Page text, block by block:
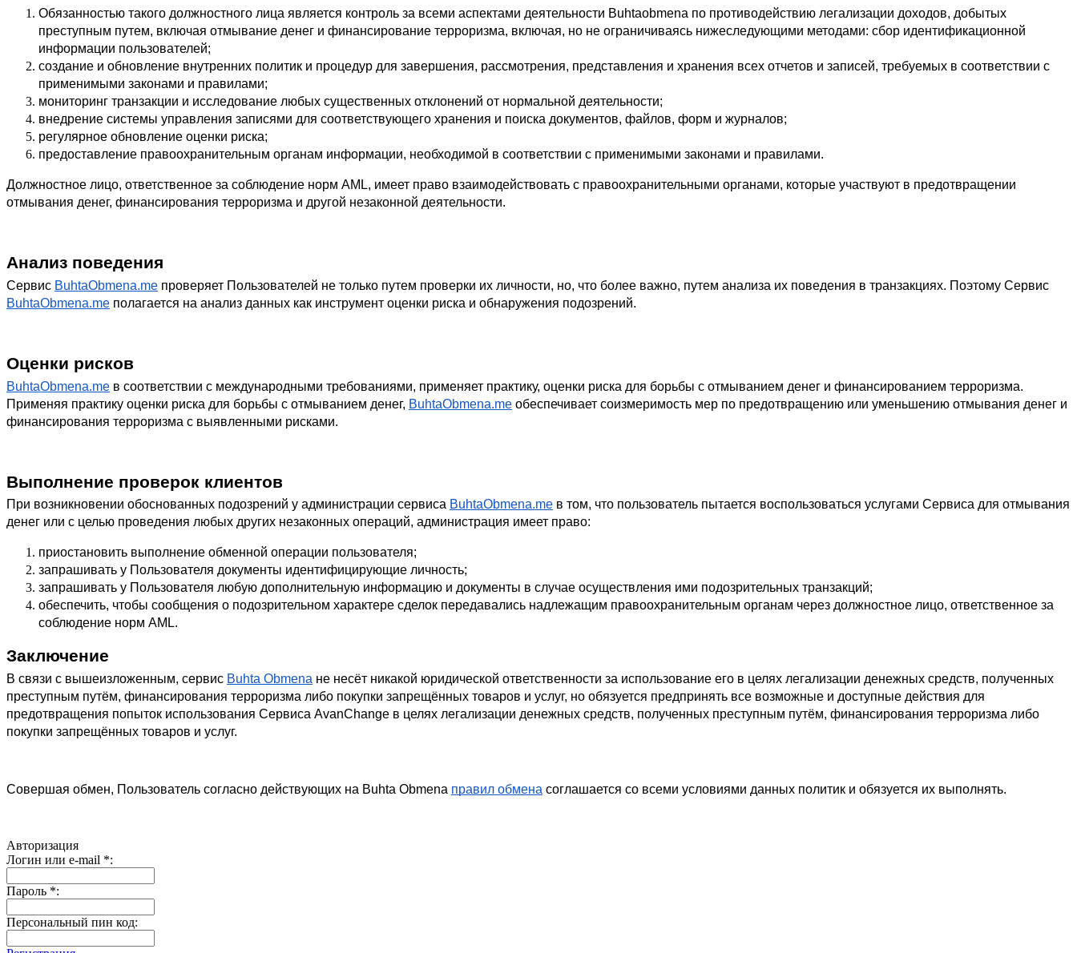
Обязанностью такого должностного лица является контроль за всеми аспектами деятельности Buhtaobmena по противодействию легализации доходов, добытых
преступным путем, включая отмывание денег и финансирование терроризма, включая, но не ограничиваясь нижеследующими методами: сбор идентификационной
информации пользователей;
создание и обновление внутренних политик и процедур для завершения, рассмотрения, представления и хранения всех отчетов и записей, требуемых в соответствии с
применимыми законами и правилами;
мониторинг транзакции и исследование любых существенных отклонений от нормальной деятельности;
внедрение системы управления записями для соответствующего хранения и поиска документов, файлов, форм и журналов;
регулярное обновление оценки риска;
предоставление правоохранительным органам информации, необходимой в соответствии с применимыми законами и правилами.
Должностное лицо, ответственное за соблюдение норм AML, имеет право взаимодействовать с правоохранительными органами, которые участвуют в предотвращении
отмывания денег, финансирования терроризма и другой незаконной деятельности.
Анализ поведения
Сервис BuhtaObmena.me проверяет Пользователей не только путем проверки их личности, но, что более важно, путем анализа их поведения в транзакциях. Поэтому Сервис
BuhtaObmena.me полагается на анализ данных как инструмент оценки риска и обнаружения подозрений.
Оценки рисков
BuhtaObmena.me в соответствии с международными требованиями, применяет практику, оценки риска для борьбы с отмыванием денег и финансированием терроризма.
Применяя практику оценки риска для борьбы с отмыванием денег, BuhtaObmena.me обеспечивает соизмеримость мер по предотвращению или уменьшению отмывания денег и
финансирования терроризма с выявленными рисками.
Выполнение проверок клиентов
При возникновении обоснованных подозрений у администрации сервиса BuhtaObmena.me в том, что пользователь пытается воспользоваться услугами Сервиса для отмывания
денег или с целью проведения любых других незаконных операций, администрация имеет право:
приостановить выполнение обменной операции пользователя;
запрашивать у Пользователя документы идентифицирующие личность;
запрашивать у Пользователя любую дополнительную информацию и документы в случае осуществления ими подозрительных транзакций;
обеспечить, чтобы сообщения о подозрительном характере сделок передавались надлежащим правоохранительным органам через должностное лицо, ответственное за
соблюдение норм AML.
Заключение
В связи с вышеизложенным, сервис Buhta Obmena не несёт никакой юридической ответственности за использование его в целях легализации денежных средств, полученных
преступным путём, финансирования терроризма либо покупки запрещённых товаров и услуг, но обязуется предпринять все возможные и доступные действия для
предотвращения попыток использования Сервиса AvanChange в целях легализации денежных средств, полученных преступным путём, финансирования терроризма либо
покупки запрещённых товаров и услуг.
Совершая обмен, Пользователь согласно действующих на Buhta Obmena правил обмена соглашается со всеми условиями данных политик и обязуется их выполнять.
Авторизация
Логин или e-mail *:
Пароль *:
Персональный пин код: